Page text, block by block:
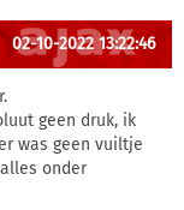
02-10-2022 13:22:46
geen druk, ik
was geen vuiltje
onder